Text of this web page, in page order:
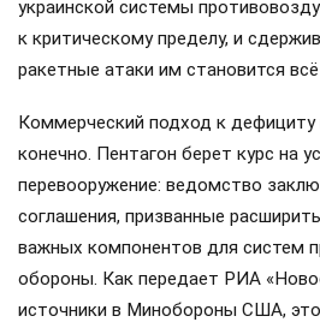
украинской системы
к критическому пределу, и
ракетные атаки им становится
Коммерческий подход к
конечно. Пентагон берет курс на
перевооружение: ведомство
соглашения, призванные
важных компонентов для систем
обороны. Как передает РИА
источники в Минобороны США,